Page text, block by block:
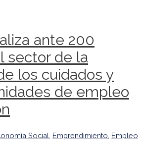
ante 200
sector de la
los cuidados y
de empleo
Social Emprendimiento Empleo